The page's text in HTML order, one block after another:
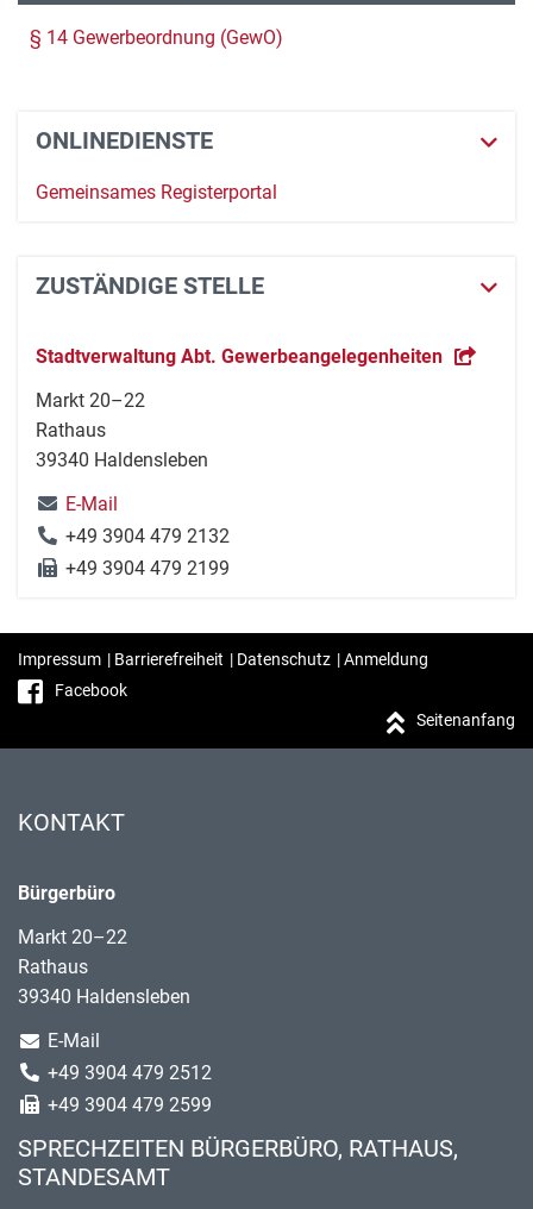
§ 14 Gewerbeordnung (GewO)
ONLINEDIENSTE
Gemeinsames Registerportal
ZUSTÄNDIGE STELLE
Stadtverwaltung Abt. Gewerbeangelegenheiten
Markt 20–22
Rathaus
39340 Haldensleben
E-Mail
+49 3904 479 2132
+49 3904 479 2199
Impressum | Barrierefreiheit | Datenschutz |Anmeldung
Facebook
Seitenanfang
KONTAKT
Bürgerbüro
Markt 20–22
Rathaus
39340 Haldensleben
E-Mail
+49 3904 479 2512
+49 3904 479 2599
SPRECHZEITEN BÜRGERBÜRO, RATHAUS,
STANDESAMT